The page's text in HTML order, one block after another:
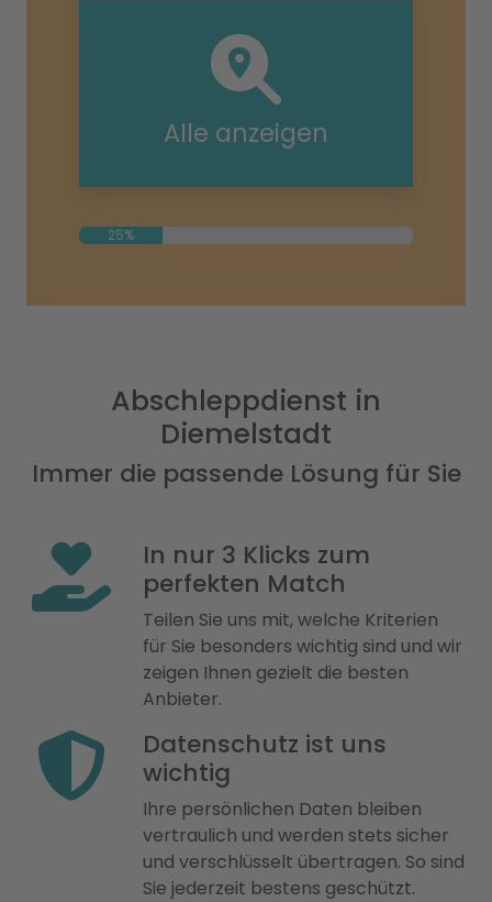
Alle anzeigen
25%
Abschleppdienst in
Diemelstadt
Immer die passende Lösung für Sie
In nur 3 Klicks zum
perfekten Match
Teilen Sie uns mit, welche Kriterien
für Sie besonders wichtig sind und wir
zeigen Ihnen gezielt die besten
Anbieter.
Datenschutz ist uns
wichtig
Ihre persönlichen Daten bleiben
vertraulich und werden stets sicher
und verschlüsselt übertragen. So sind
Sie jederzeit bestens geschützt.